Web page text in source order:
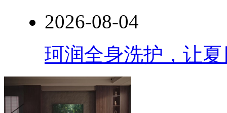
2026-08-04
珂润全身洗护，让